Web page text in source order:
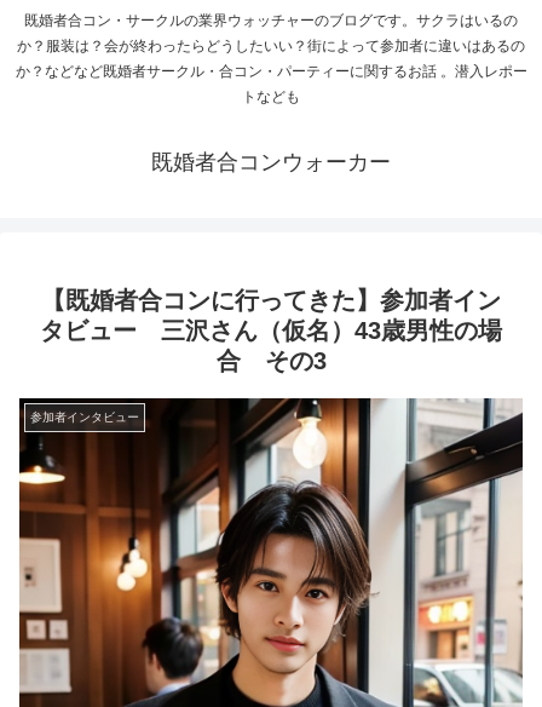
既婚者合コン・サークルの業界ウォッチャーのブログです。サクラはいるの
か？服装は？会が終わったらどうしたいい？街によって参加者に違いはあるの
か？などなど既婚者サークル・合コン・パーティーに関するお話 。潜入レポー
トなども
既婚者合コンウォーカー
【既婚者合コンに行ってきた】参加者イン
タビュー 三沢さん（仮名）43歳男性の場
合 その3
参加者インタビュー